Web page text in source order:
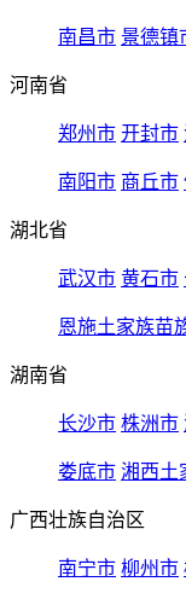
南昌市 景德镇
河南省
郑州市 开封市
南阳市 商丘市
湖北省
武汉市 黄石市
恩施土家族苗
湖南省
长沙市 株洲市
娄底市 湘西土
广西壮族自治区
南宁市 柳州市